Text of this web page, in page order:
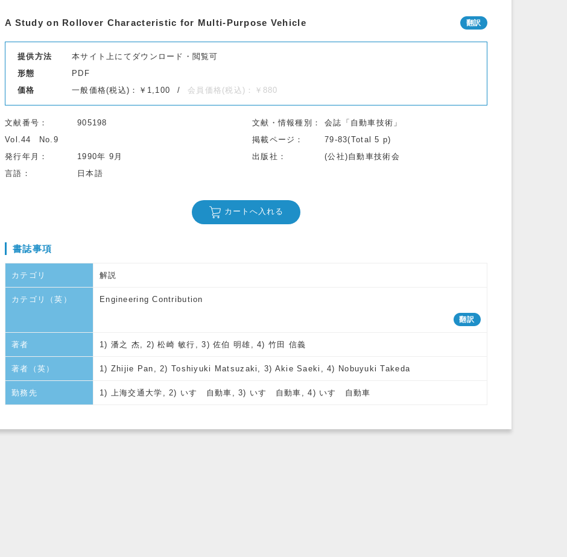
A Study on Rollover Characteristic for Multi-Purpose Vehicle
提供方法
本サイト上にてダウンロード・閲覧可
形態
PDF
価格
一般価格(税込)：￥1,100 会員価格(税込)：￥880
文献番号 905198 文献・情報種別
会誌「自動車技術」
Vol.44
No.9 掲載ページ
79-83(Total 5 p)
発行年月
1990年 9月 出版社
(公社)自動車技術会
言語
日本語
カートへ入れる
書誌事項
カテゴリ 解説
カテゴリ（英） Engineering Contribution
翻訳
著者 1) 潘之 杰, 2) 松崎 敏行, 3) 佐伯 明雄, 4) 竹田 信義
著者（英） 1) Zhijie Pan, 2) Toshiyuki Matsuzaki, 3) Akie Saeki, 4) Nobuyuki Takeda
勤務先 1) 上海交通大学, 2) いすゞ自動車, 3) いすゞ自動車, 4) いすゞ自動車